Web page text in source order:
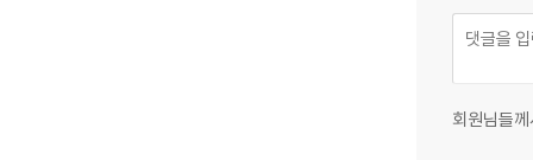
회원님들